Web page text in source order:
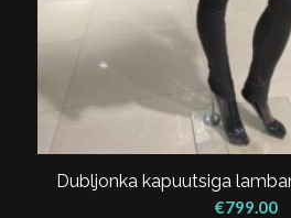
Dubljonka kapuutsiga
€799.00